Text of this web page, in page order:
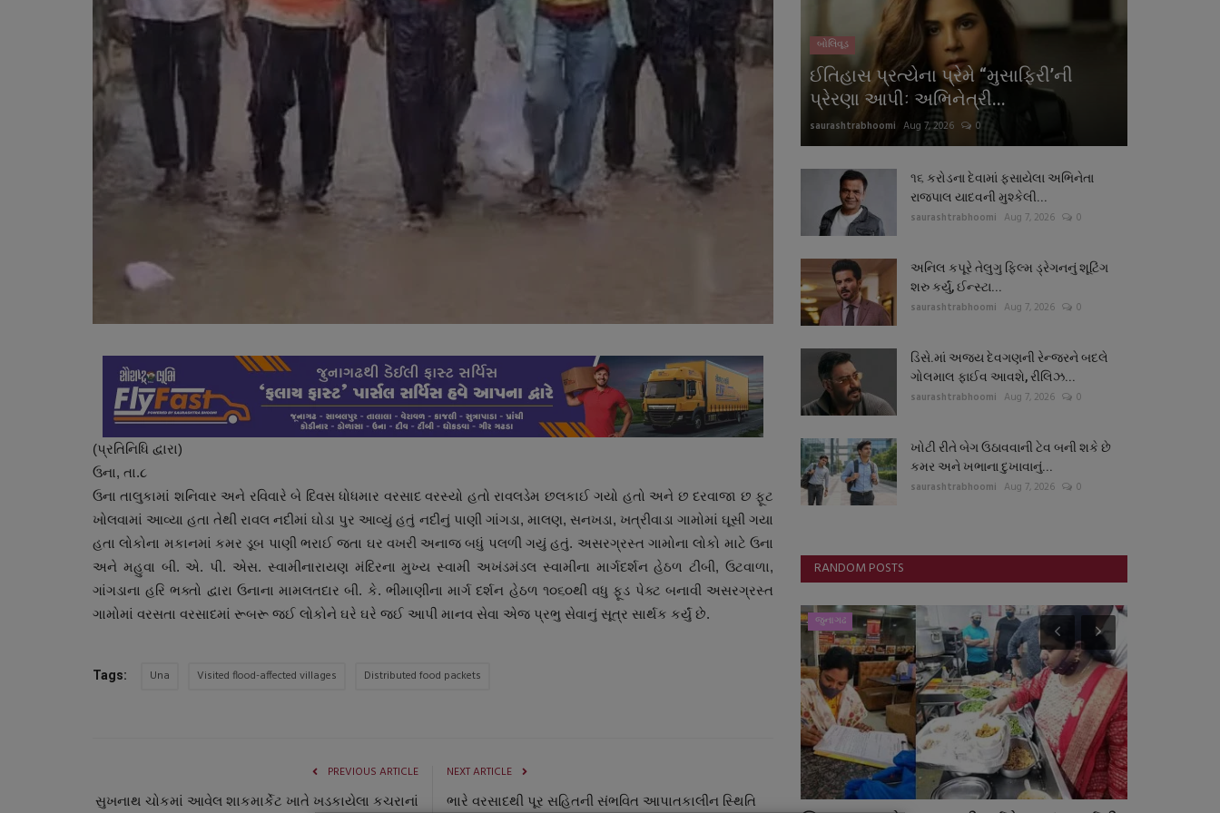
(પ્રતિનિધિ દ્વારા)
ઉના, તા.૮
ઉના તાલુકામાં શનિવાર અને રવિવારે બે દિવસ ધોધમાર વરસાદ વરસ્યો હતો રાવલડેમ છલકાઈ ગયો હતો અને છ દરવાજા છ ફૂટ
ખોલવામાં આવ્યા હતા તેથી રાવલ નદીમાં ઘોડા પુર આવ્યું હતું નદીનું પાણી ગાંગડા, માલણ, સનખડા, ખત્રીવાડા ગામોમાં ઘૂસી ગયા
હતા લોકોના મકાનમાં કમર ડૂબ પાણી ભરાઈ જતા ઘર વખરી અનાજ બધું પલળી ગયું હતું. અસરગ્રસ્ત ગામોના લોકો માટે ઉના
અને મહુવા બી. એ. પી. એસ. સ્વામીનારાયણ મંદિરના મુખ્ય સ્વામી અખંડમંડલ સ્વામીના માર્ગદર્શન હેઠળ ટીંબી, ઉટવાળા,
ગાંગડાના હરિ ભક્તો દ્વારા ઉનાના મામલતદાર બી. કે. ભીમાણીના માર્ગ દર્શન હેઠળ ૧૦૬૦થી વધુ ફૂડ પેક્ટ બનાવી અસરગ્રસ્ત
ગામોમાં વરસતા વરસાદમાં રૂબરૂ જઈ લોકોને ઘરે ઘરે જઈ આપી માનવ સેવા એજ પ્રભુ સેવાનું સૂત્ર સાર્થક કર્યું છે.
Tags: Una Visited flood-affected villages Distributed food packets
PREVIOUS ARTICLE
સુખનાથ ચોકમાં આવેલ શાકમાર્કેટ ખાતે ખડકાયેલા કચરાનાં
NEXT ARTICLE
ભારે વરસાદથી પૂર સહિતની સંભવિત આપાતકાલીન સ્થિતિ
બોલિવૂડ
ઈતિહાસ પ્રત્યેના પ્રેમે “મુસાફિરી’ની
પ્રેરણા આપીઃ અભિનેત્રી...
saurashtrabhoomi Aug 7, 2026 0
૧૬ કરોડના દેવામાં ફસાયેલા અભિનેતા
રાજપાલ યાદવની મુશ્કેલી...
saurashtrabhoomi Aug 7, 2026 0
અનિલ કપૂરે તેલુગુ ફિલ્મ ડ્રેગનનું શૂટિંગ
શરુ કર્યું, ઈન્સ્ટા...
saurashtrabhoomi Aug 7, 2026 0
ડિસે.માં અજય દેવગણની રેન્જરને બદલે
ગોલમાલ ફાઈવ આવશે, રીલિઝ...
saurashtrabhoomi Aug 7, 2026 0
ખોટી રીતે બેગ ઉઠાવવાની ટેવ બની શકે છે
કમર અને ખભાના દુખાવાનું...
saurashtrabhoomi Aug 7, 2026 0
RANDOM POSTS
સ્પોર્ટ્સ ગુજરાત જુનાગઢ